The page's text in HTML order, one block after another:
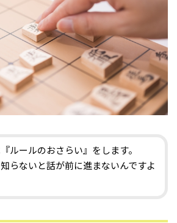
ルールのおさらい』をします。
らないと話が前に進まないんですよ